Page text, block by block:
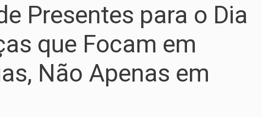
Presentes para o Dia
que Focam em
Não Apenas em